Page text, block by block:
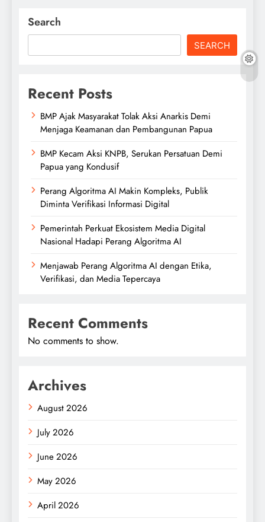
Search
SEARCH
Recent Posts
BMP Ajak Masyarakat Tolak Aksi Anarkis Demi
Menjaga Keamanan dan Pembangunan Papua
BMP Kecam Aksi KNPB, Serukan Persatuan Demi
Papua yang Kondusif
Perang Algoritma AI Makin Kompleks, Publik
Diminta Verifikasi Informasi Digital
Pemerintah Perkuat Ekosistem Media Digital
Nasional Hadapi Perang Algoritma AI
Menjawab Perang Algoritma AI dengan Etika,
Verifikasi, dan Media Tepercaya
Recent Comments
No comments to show.
Archives
August 2026
July 2026
June 2026
May 2026
April 2026